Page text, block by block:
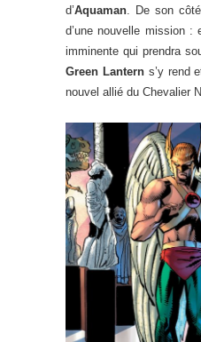
d’Aquaman . De son
d’une nouvelle mission :
imminente qui prendra
Green Lanterns’y rend
nouvel allié du Chevalier